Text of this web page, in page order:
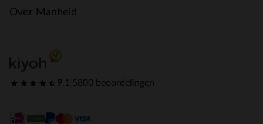
Over Manfield
9.1 5800 beoordelingen